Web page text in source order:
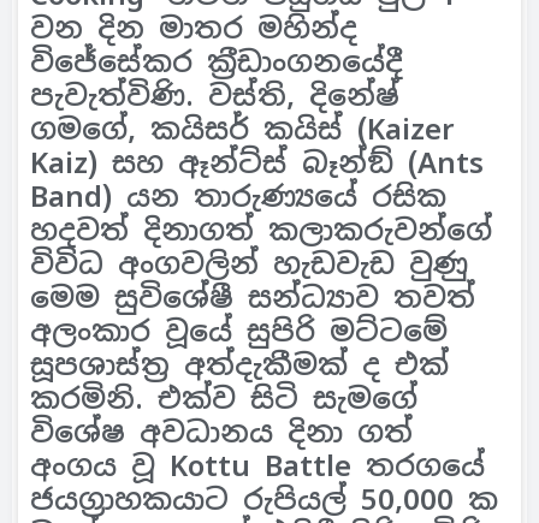
වන දින මාතර මහින්ද
විජේසේකර ක‍්‍රීඩාංගනයේදී
පැවැත්විණි. වස්ති, දිනේෂ්
ගමගේ, කයිසර් කයිස් (Kaizer
Kaiz) සහ ඈන්ට්ස් බෑන්ඞ් (Ants
Band) යන තාරුණ්‍යයේ රසික
හදවත් දිනාගත් කලාකරුවන්ගේ
විවිධ අංගවලින් හැඩවැඩ වුණු
මෙම සුවිශේෂී සන්ධ්‍යාව තවත්
අලංකාර වූයේ සුපිරි මට්ටමේ
සූපශාස්ත‍්‍ර අත්දැකීමක් ද එක්
කරමිනි. එක්ව සිටි සැමගේ
විශේෂ අවධානය දිනා ගත්
අංගය වූ Kottu Battle තරගයේ
ජයග‍්‍රාහකයාට රුපියල් 50,000 ක